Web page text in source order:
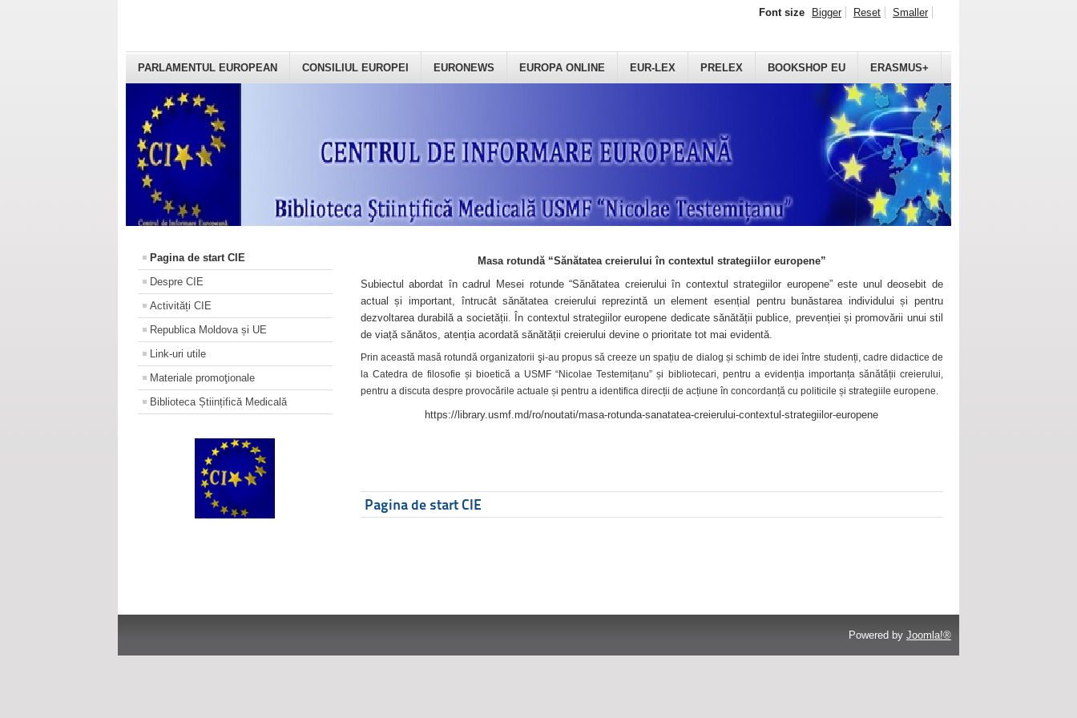
PARLAMENTUL EUROPEAN CONSILIUL EUROPEI EURONEWS EUROPA ONLINE EUR-LEX PRELEX BOOKSHOP EU ERASMUS+
Font size Bigger Reset Smaller
Pagina de start CIE
Despre CIE
Activități CIE
Republica Moldova și UE
Link-uri utile
Materiale promoţionale
Biblioteca Științifică Medicală
Masa rotundă “Sănătatea creierului în contextul strategiilor europene”
Subiectul abordat în cadrul Mesei rotunde “Sănătatea creierului în contextul strategiilor europene” este unul deosebit de
actual și important, întrucât sănătatea creierului reprezintă un element esențial pentru bunăstarea individului și pentru
dezvoltarea durabilă a societății. În contextul strategiilor europene dedicate sănătății publice, prevenției și promovării unui stil
de viață sănătos, atenția acordată sănătății creierului devine o prioritate tot mai evidentă.
Prin această masă rotundă organizatorii şi-au propus să creeze un spațiu de dialog și schimb de idei între studenți, cadre didactice de
la Catedra de filosofie și bioetică a USMF “Nicolae Testemițanu” și bibliotecari, pentru a evidenția importanța sănătății creierului,
pentru a discuta despre provocările actuale și pentru a identifica direcții de acțiune în concordanță cu politicile și strategiile europene.
https://library.usmf.md/ro/noutati/masa-rotunda-sanatatea-creierului-contextul-strategiilor-europene
Pagina de start CIE
Powered by Joomla!®